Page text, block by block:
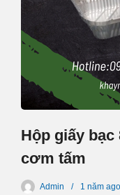
Hộp giấy
cơm tấm
Admin 1 năm ago